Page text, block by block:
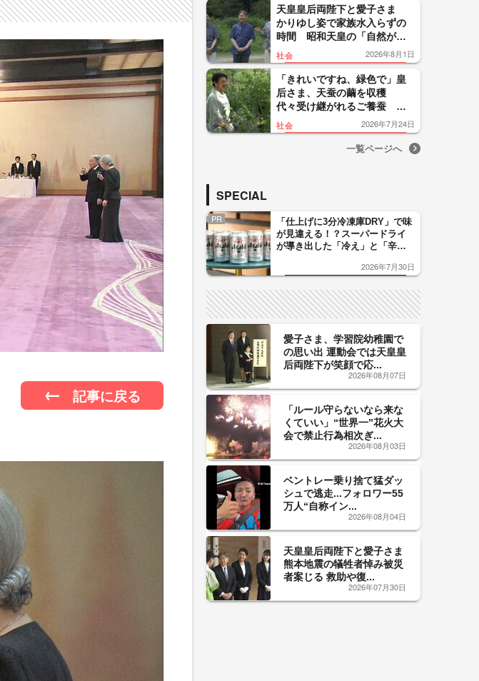
記事に戻る
天皇皇后両陛下と愛子さま
かりゆし姿で家族水入らずの
時間 昭和天皇の「自然が生
きている」に思い 那須御用
邸でご静養
社会 2026年8月1日
「きれいですね、緑色で」皇
后さま、天蚕の繭を収穫
代々受け継がれるご養蚕 天
皇陛下と愛子さまも手伝われ
る
社会 2026年7月24日
一覧ページへ
SPECIAL
PR
「仕上げに3分冷凍庫DRY」で味
が見違える！？スーパードライ
が導き出した「冷え」と「辛
した「辛口カーブ」が飲み頃の
2026年7月30日
愛子さま、学習院幼稚園で
の思い出 運動会では天皇皇
后両陛下が笑顔で応...
2026年08月07日
「ルール守らないなら来な
くていい」“世界一”花火大
会で禁止行為相次ぎ...
2026年08月03日
ベントレー乗り捨て猛ダッ
シュで逃走...フォロワー55
万人“自称イン...
2026年08月04日
天皇皇后両陛下と愛子さま
熊本地震の犠牲者悼み被災
者案じる 救助や復...
2026年07月30日